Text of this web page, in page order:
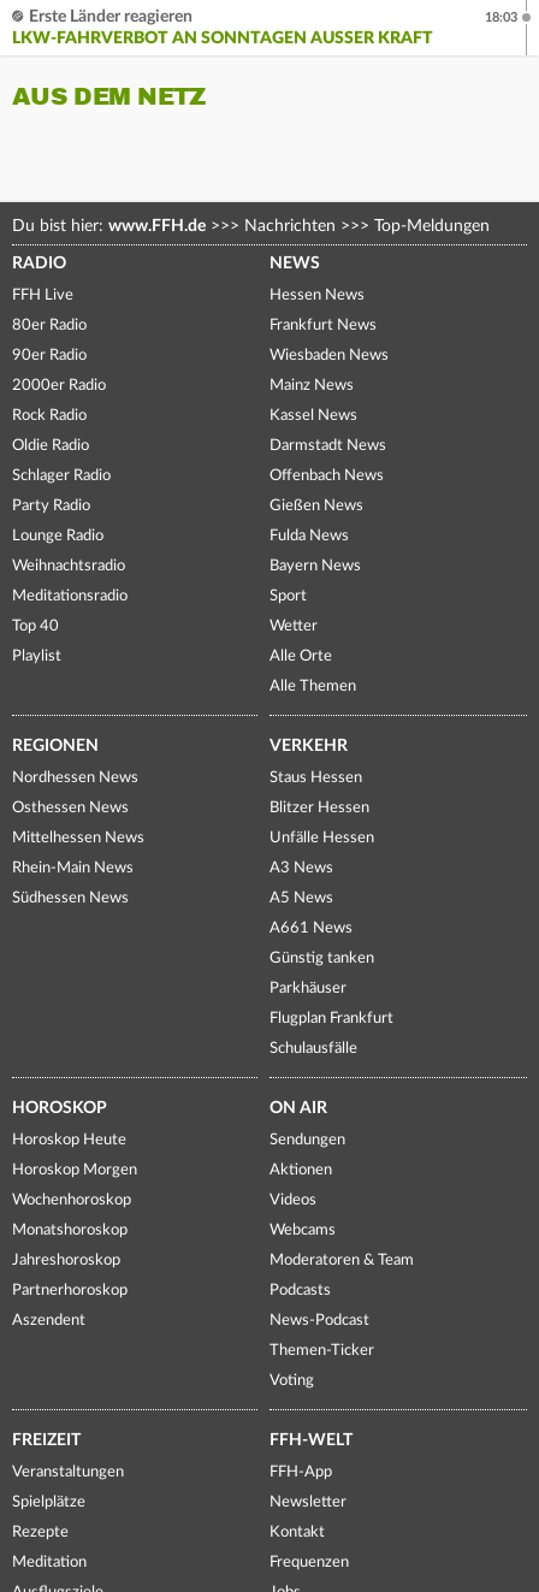
Erste Länder reagieren
LKW-FAHRVERBOT AN SONNTAGEN AUSSER KRAFT
18:03
AUS DEM NETZ
Du bist hier: www.FFH.de >>> Nachrichten >>> Top-Meldungen
RADIO
FFH Live
80er Radio
90er Radio
2000er Radio
Rock Radio
Oldie Radio
Schlager Radio
Party Radio
Lounge Radio
Weihnachtsradio
Meditationsradio
Top 40
Playlist
NEWS
Hessen News
Frankfurt News
Wiesbaden News
Mainz News
Kassel News
Darmstadt News
Offenbach News
Gießen News
Fulda News
Bayern News
Sport
Wetter
Alle Orte
Alle Themen
REGIONEN
Nordhessen News
Osthessen News
Mittelhessen News
Rhein-Main News
Südhessen News
VERKEHR
Staus Hessen
Blitzer Hessen
Unfälle Hessen
A3 News
A5 News
A661 News
Günstig tanken
Parkhäuser
Flugplan Frankfurt
Schulausfälle
HOROSKOP
Horoskop Heute
Horoskop Morgen
Wochenhoroskop
Monatshoroskop
Jahreshoroskop
Partnerhoroskop
Aszendent
ON AIR
Sendungen
Aktionen
Videos
Webcams
Moderatoren & Team
Podcasts
News-Podcast
Themen-Ticker
Voting
FREIZEIT
Veranstaltungen
Spielplätze
Rezepte
Meditation
FFH-WELT
FFH-App
Newsletter
Kontakt
Frequenzen